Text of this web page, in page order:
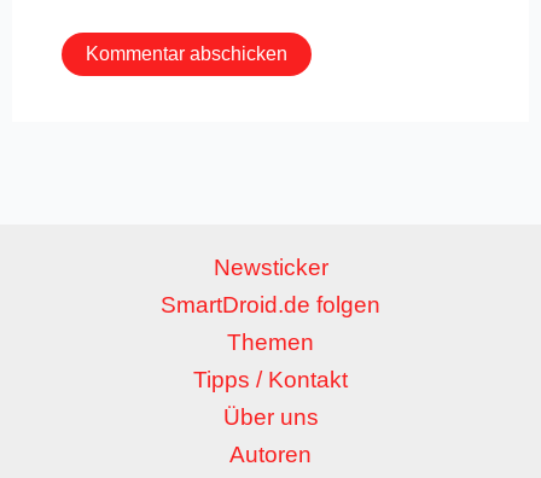
Newsticker
SmartDroid.de folgen
Themen
Tipps / Kontakt
Über uns
Autoren